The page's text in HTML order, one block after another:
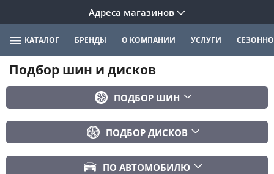
Адреса магазинов
КАТАЛОГ БРЕНДЫ О КОМПАНИИ УСЛУГИ
Подбор шин и дисков
ПОДБОР ШИН
ПОДБОР ДИСКОВ
ПО АВТОМОБИЛЮ